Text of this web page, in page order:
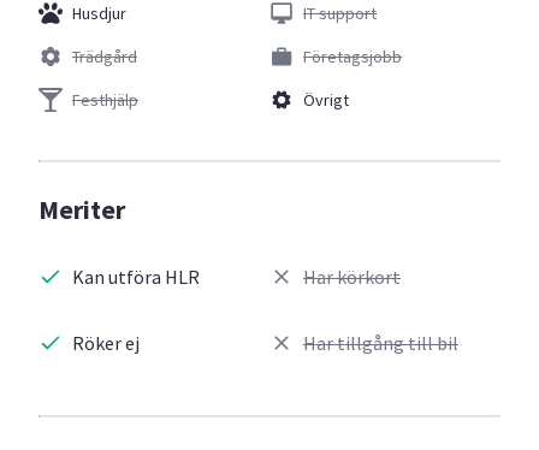
Husdjur
Trädgård
Festhjälp
IT support
Företagsjobb
Övrigt
Meriter
Kan utföra HLR
Röker ej
Har körkort
Har tillgång till bil